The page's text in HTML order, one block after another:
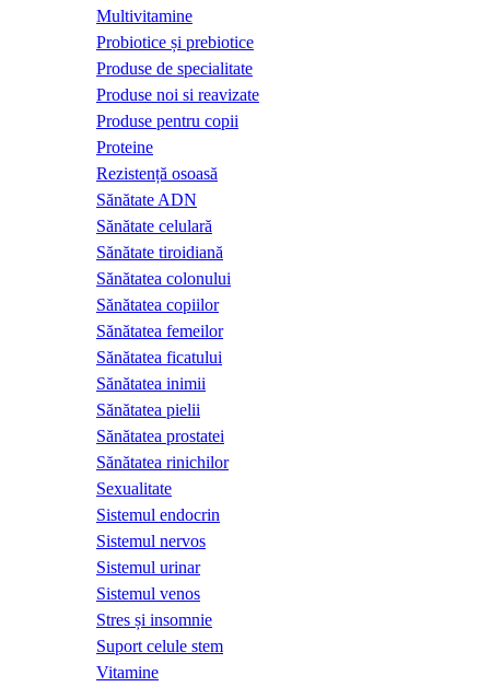
Multivitamine
Probiotice și prebiotice
Produse de specialitate
Produse noi si reavizate
Produse pentru copii
Proteine
Rezistență osoasă
Sănătate ADN
Sănătate celulară
Sănătate tiroidiană
Sănătatea colonului
Sănătatea copiilor
Sănătatea femeilor
Sănătatea ficatului
Sănătatea inimii
Sănătatea pielii
Sănătatea prostatei
Sănătatea rinichilor
Sexualitate
Sistemul endocrin
Sistemul nervos
Sistemul urinar
Sistemul venos
Stres și insomnie
Suport celule stem
Vitamine